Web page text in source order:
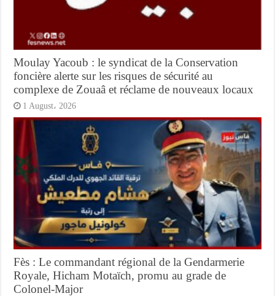
Moulay Yacoub : le syndicat de la Conservation
foncière alerte sur les risques de sécurité au
complexe de Zouaâ et réclame de nouveaux locaux
1 August، 2026
Fès : Le commandant régional de la Gendarmerie
Royale, Hicham Motaïch, promu au grade de
Colonel-Major